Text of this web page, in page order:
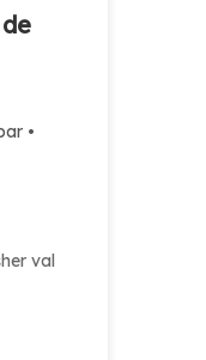
•
val